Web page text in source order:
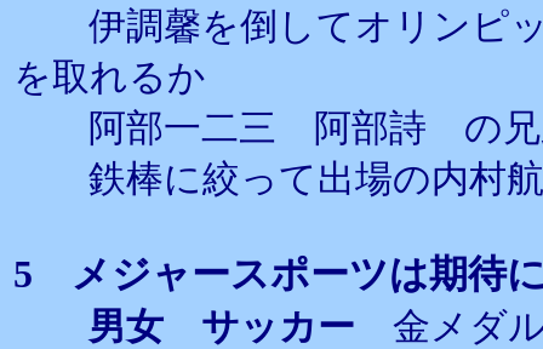
伊調馨を倒してオリンピッ
を取れるか
阿部一二三 阿部詩 の兄
鉄棒に絞って出場の内村航
5 メジャースポーツは期待
男女 サッカー 金メダ